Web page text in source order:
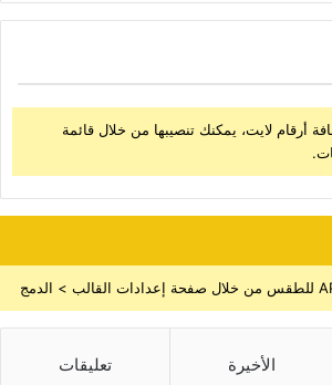
أرقام لايت، يمكنك تنصيبها من خلال قائمة
الأخيرة تعليقات